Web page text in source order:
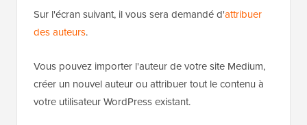
Sur l'écran suivant, il vous sera demandé d'attribuer
des auteurs.
Vous pouvez importer l'auteur de votre site Medium,
créer un nouvel auteur ou attribuer tout le contenu à
votre utilisateur WordPress existant.